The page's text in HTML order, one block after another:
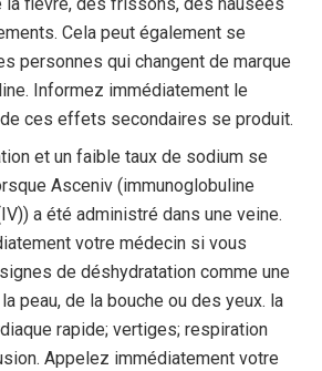
la fièvre, des frissons, des nausées
Cela peut également se
personnes qui changent de marque
Informez immédiatement le
de ces effets secondaires se produit.
et un faible taux de sodium se
Asceniv (immunoglobuline
a été administré dans une veine.
votre médecin si vous
de déshydratation comme une
peau, de la bouche ou des yeux. la
rapide; vertiges; respiration
Appelez immédiatement votre